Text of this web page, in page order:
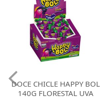
DOCE CHICLE HAPPY BOL
140G FLORESTAL UVA